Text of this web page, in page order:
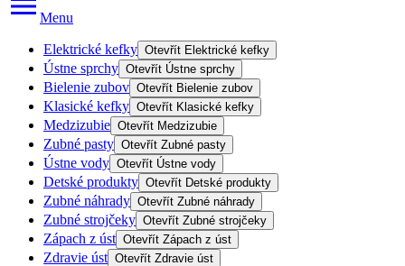
Menu
Elektrické kefky Otevřít Elektrické kefky
Ústne sprchy Otevřít Ústne sprchy
Bielenie zubov Otevřít Bielenie zubov
Klasické kefky Otevřít Klasické kefky
Medzizubie Otevřít Medzizubie
Zubné pasty Otevřít Zubné pasty
Ústne vody Otevřít Ústne vody
Detské produkty Otevřít Detské produkty
Zubné náhrady Otevřít Zubné náhrady
Zubné strojčeky Otevřít Zubné strojčeky
Zápach z úst Otevřít Zápach z úst
Zdravie úst Otevřít Zdravie úst